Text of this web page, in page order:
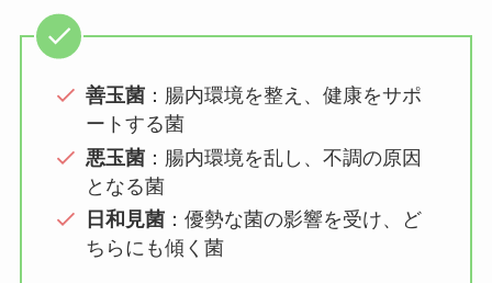
善玉菌 ：腸内環境を整え、健康をサポ
ートする菌
悪玉菌 ：腸内環境を乱し、不調の原因
となる菌
日和見菌 ：優勢な菌の影響を受け、ど
ちらにも傾く菌